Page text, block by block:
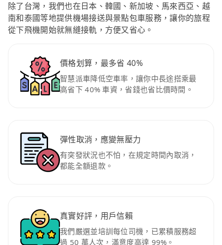
除了台灣，我們也在日本、韓國、新加坡、馬來西亞、越
南和泰國等地提供機場接送與景點包車服務，讓你的旅程
從下飛機開始就無縫接軌，方便又省心。
價格划算，最多省 40%
智慧派車降低空車率，讓你中長途搭乘最
高省下 40% 車資，省錢也省比價時間。
彈性取消，應變無壓力
有突發狀況也不怕，在規定時間內取消，
都能全額退款。
真實好評，用戶信賴
我們嚴選並培訓每位司機，已累積服務超
過 50 萬人次，滿意度高達 99%。